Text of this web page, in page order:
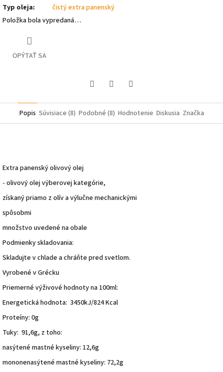
Typ oleja:
čistý extra panenský
Položka bola vypredaná…
OPÝTAŤ SA
Popis Súvisiace (8) Podobné (8) Hodnotenie Diskusia Značka
Extra panenský olivový olej
- olivový olej výberovej kategórie,
získaný priamo z olív a výlučne mechanickými
spôsobmi
množstvo uvedené na obale
Podmienky skladovania:
Skladujte v chlade a chráňte pred svetlom.
Vyrobené v Grécku
Priemerné výživové hodnoty na 100ml:
Energetická hodnota: 3450kJ/824 Kcal
Proteíny: 0g
Tuky: 91,6g, z toho:
nasýtené mastné kyseliny: 12,6g
mononenasýtené mastné kyseliny: 72,2g